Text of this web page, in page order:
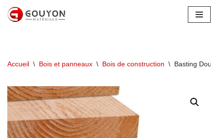
Accueil \ Bois et panneaux \ Bois de construction \ Basting